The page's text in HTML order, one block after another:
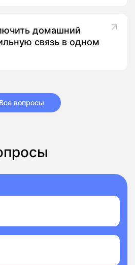
домашний
связь в одном
Все вопросы